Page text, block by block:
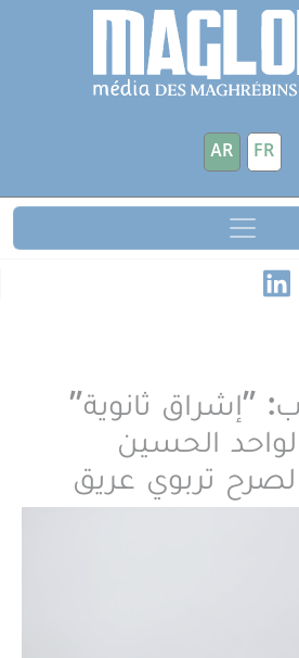
FR
AR
"إشراق ثانوية"
الحسين
لصرح تربوي عريق